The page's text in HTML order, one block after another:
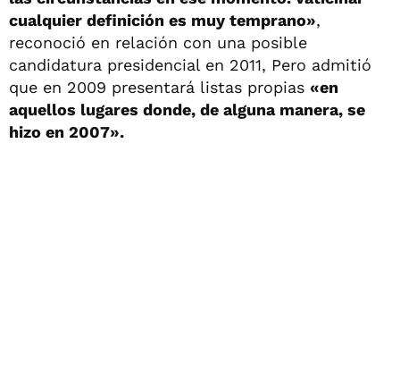
cualquier definición es muy temprano»,
reconoció en relación con una posible
candidatura presidencial en 2011, Pero admitió
que en 2009 presentará listas propias «en
aquellos lugares donde, de alguna manera, se
hizo en 2007».